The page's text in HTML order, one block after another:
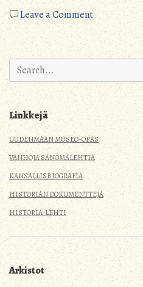
Leave a Commenton
Marraskuun
kuva
Search
for:
Linkkejä
UUDENMAAN MUSEO-OPAS
VANHOJA SANOMALEHTIÄ
KANSALLISBIOGRAFIA
HISTORIAN DOKUMENTTEJA
HISTORIA-LEHTI
Arkistot